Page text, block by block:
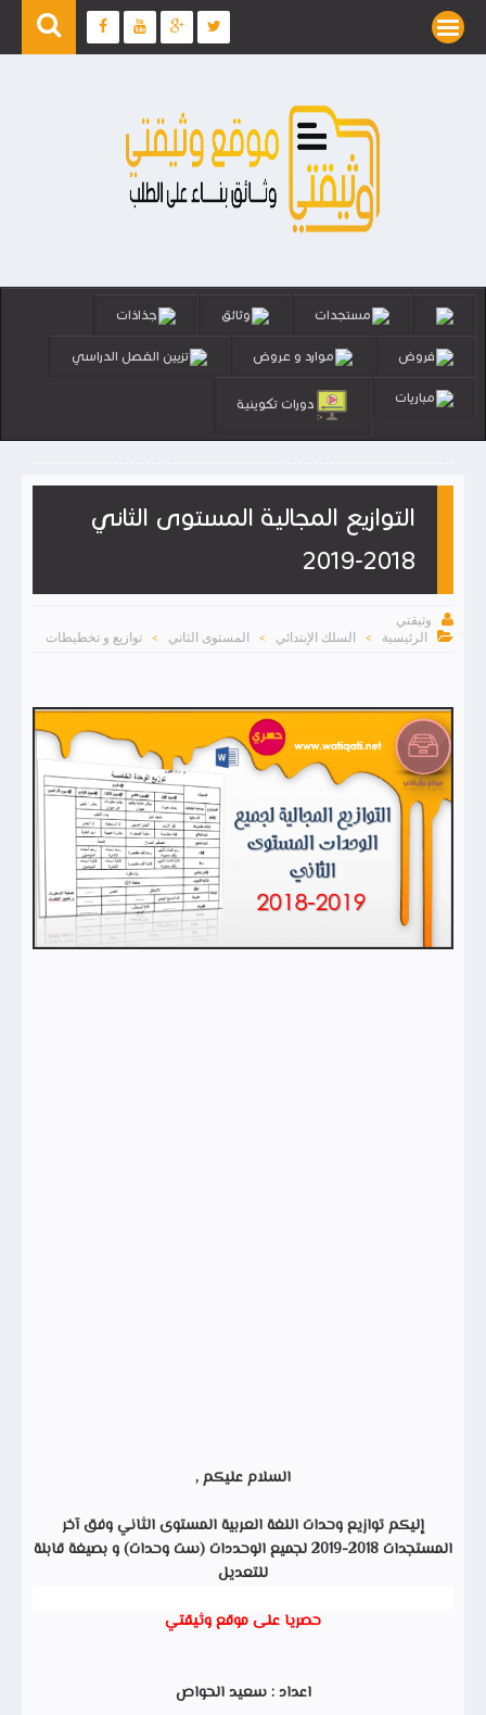
مستجدات وثائق جذاذات
فروض موارد و عروض تزيين الفصل الدراسي
مباريات دورات تكوينية
التوازيع المجالية المستوى الثاني
2018-2019

وثيقتي

الرئيسية > السلك الإبتدائي > المستوى الثاني > توازيع و تخطيطات
السلام عليكم ,
إليكم توازيع وحدات اللغة العربية المستوى الثاني وفق آخر
المستجدات 2018-2019 لجميع الوحددات (ست وحدات) و بصيغة قابلة
للتعديل
حصريا على موقع وثيقتي
اعداد : سعيد الحواص